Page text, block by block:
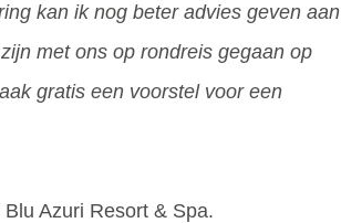
kan ik nog beter advies geven aan
met ons op rondreis gegaan op
gratis een voorstel voor een
Azuri Resort & Spa.